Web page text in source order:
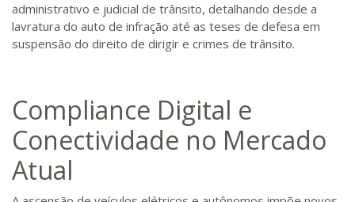
administrativo e judicial de trânsito, detalhando desde a
lavratura do auto de infração até as teses de defesa em
suspensão do direito de dirigir e crimes de trânsito.
Compliance Digital e
Conectividade no Mercado
Atual